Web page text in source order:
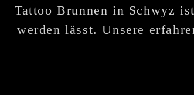
Tattoo Brunnen in Schwyz
werden lässt. Unsere